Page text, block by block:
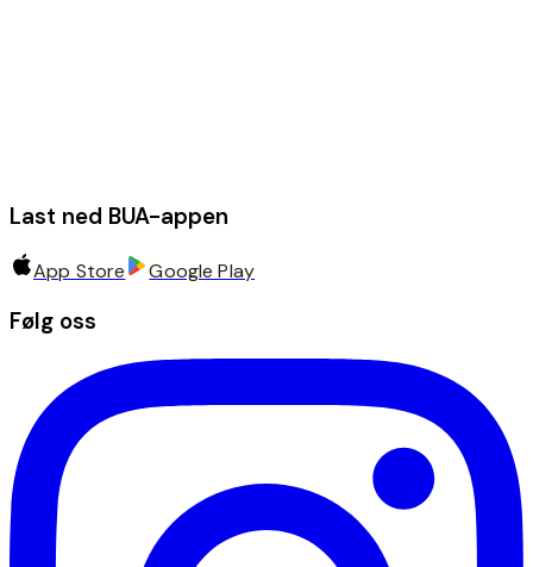
Last ned BUA-appen
App Store Google Play
Følg oss